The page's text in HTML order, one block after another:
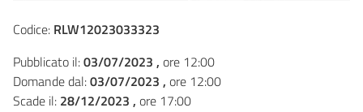
Codice: RLW12023033323
Pubblicato il:03/07/2023 , ore 12:00
Domande dal:03/07/2023 , ore 12:00
Scade il: 28/12/2023 , ore 17:00